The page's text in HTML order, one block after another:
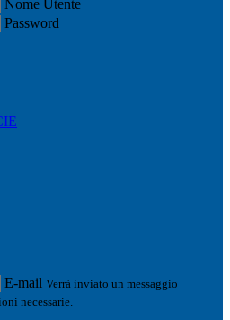
Nome Utente
Password
E-mail Verrà inviato un messaggio
necessarie.